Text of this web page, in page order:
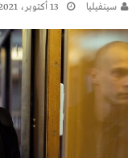
سينفيليا 13 أكتوبر، 2021